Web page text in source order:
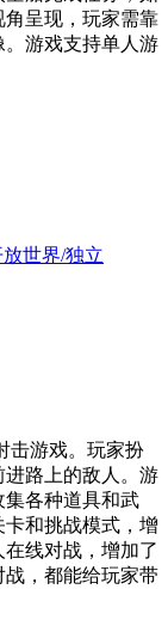
呈现，玩家需靠
游戏支持单人游
世界/独立
击游戏。玩家扮
路上的敌人。游
集各种道具和武
和挑战模式，增
线对战，增加了
，都能给玩家带